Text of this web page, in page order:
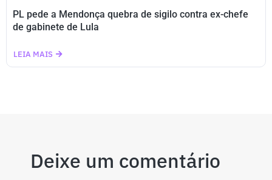
PL pede a Mendonça quebra de sigilo contra ex-chefe
de gabinete de Lula
LEIA MAIS
Deixe um comentário